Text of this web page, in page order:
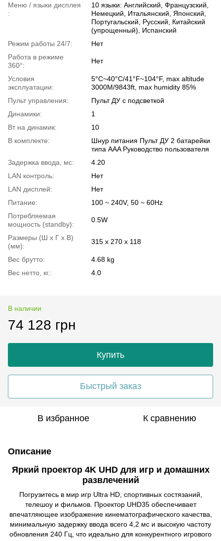
Меню / языки дисплея
:
10 языки: Английский, Французский,
Немецкий, Итальянский, Японский,
Португальский, Русский, Китайский
(упрощенный), Испанский
Режим работы 24/7:
Нет
Работа в режиме
360°:
Нет
Условия
эксплуатации:
5°C~40°C/41°F~104°F, max altitude
3000M/9843ft, max humidity 85%
Пульт управления:
Пульт ДУ с подсветкой
Динамики:
1
Вт на динамик:
10
В комплекте:
Шнур питания Пульт ДУ 2 батарейки
типа AAA Руководство пользователя
Задержка ввода, мс:
4.20
LAN контроль:
Нет
LAN дисплей:
Нет
Питание:
100 ~ 240V, 50 ~ 60Hz
Потребляемая
мощность (standby):
0.5W
Размеры (Ш x Г x В)
(мм):
315 x 270 x 118
Вес брутто:
4.68 kg
Вес нетто, кг.:
4.0
В наличии
74 128 грн
Купить
Быстрый заказ
В избранное К сравнению
Описание
Яркий проектор 4K UHD для игр и домашних
развлечений
Погрузитесь в мир игр Ultra HD, спортивных состязаний,
телешоу и фильмов. Проектор UHD35 обеспечивает
впечатляющее изображение кинематографического качества,
минимальную задержку ввода всего 4,2 мс и высокую частоту
обновления 240 Гц, что идеально для конкурентного игрового